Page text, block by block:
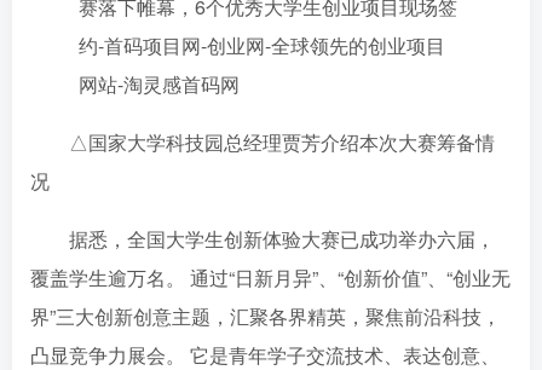
△国家大学科技园总经理贾芳介绍本次大赛筹备情
况
据悉，全国大学生创新体验大赛已成功举办六届，
覆盖学生逾万名。 通过“日新月异”、“创新价值”、“创业无
界”三大创新创意主题，汇聚各界精英，聚焦前沿科技，
凸显竞争力展会。 它是青年学子交流技术、表达创意、